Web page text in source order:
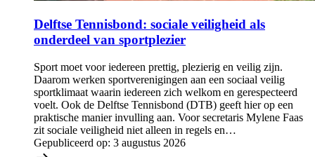
Delftse Tennisbond: sociale veiligheid als
onderdeel van sportplezier
Sport moet voor iedereen prettig, plezierig en veilig zijn.
Daarom werken sportverenigingen aan een sociaal veilig
sportklimaat waarin iedereen zich welkom en gerespecteerd
voelt. Ook de Delftse Tennisbond (DTB) geeft hier op een
praktische manier invulling aan. Voor secretaris Mylene Faas
zit sociale veiligheid niet alleen in regels en…
Gepubliceerd op: 3 augustus 2026